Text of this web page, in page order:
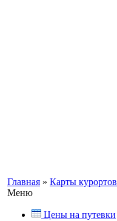
Главная » Карты курортов
Меню
Цены на путевки